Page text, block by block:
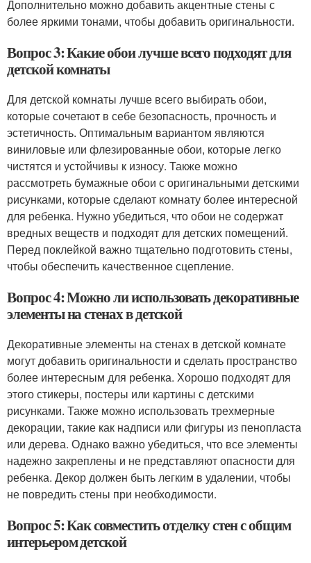
Дополнительно можно добавить акцентные стены с
более яркими тонами, чтобы добавить оригинальности.
Вопрос 3: Какие обои лучше всего подходят для
детской комнаты
Для детской комнаты лучше всего выбирать обои,
которые сочетают в себе безопасность, прочность и
эстетичность. Оптимальным вариантом являются
виниловые или флезированные обои, которые легко
чистятся и устойчивы к износу. Также можно
рассмотреть бумажные обои с оригинальными детскими
рисунками, которые сделают комнату более интересной
для ребенка. Нужно убедиться, что обои не содержат
вредных веществ и подходят для детских помещений.
Перед поклейкой важно тщательно подготовить стены,
чтобы обеспечить качественное сцепление.
Вопрос 4: Можно ли использовать декоративные
элементы на стенах в детской
Декоративные элементы на стенах в детской комнате
могут добавить оригинальности и сделать пространство
более интересным для ребенка. Хорошо подходят для
этого стикеры, постеры или картины с детскими
рисунками. Также можно использовать трехмерные
декорации, такие как надписи или фигуры из пенопласта
или дерева. Однако важно убедиться, что все элементы
надежно закреплены и не представляют опасности для
ребенка. Декор должен быть легким в удалении, чтобы
не повредить стены при необходимости.
Вопрос 5: Как совместить отделку стен с общим
интерьером детской